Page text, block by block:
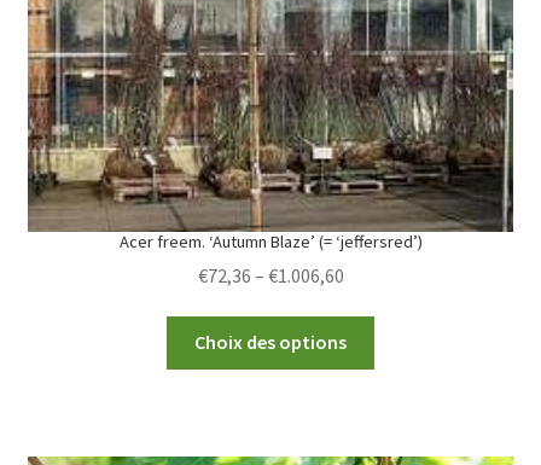
Acer freem. ‘Autumn Blaze’ (= ‘jeffersred’)
€72,36 – €1.006,60Price
€72,36
through
Choix des options